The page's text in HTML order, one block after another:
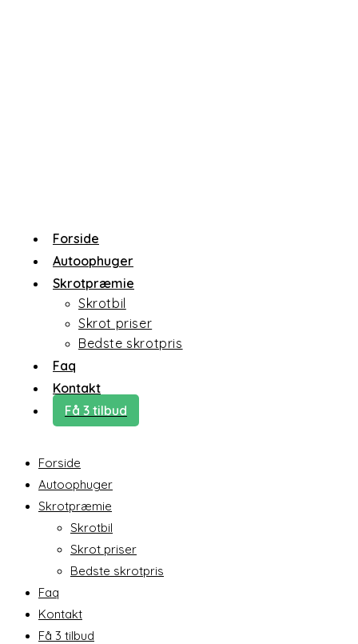
Forside
Autoophuger
Skrotpræmie
Skrotbil
Skrot priser
Bedste skrotpris
Faq
Kontakt
Få 3 tilbud
Forside
Autoophuger
Skrotpræmie
Skrotbil
Skrot priser
Bedste skrotpris
Faq
Kontakt
Få 3 tilbud